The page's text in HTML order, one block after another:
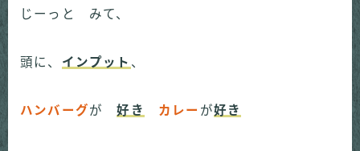
じーっと みて、
頭に、 インプット 、
ハンバーグが好き カレー が好き